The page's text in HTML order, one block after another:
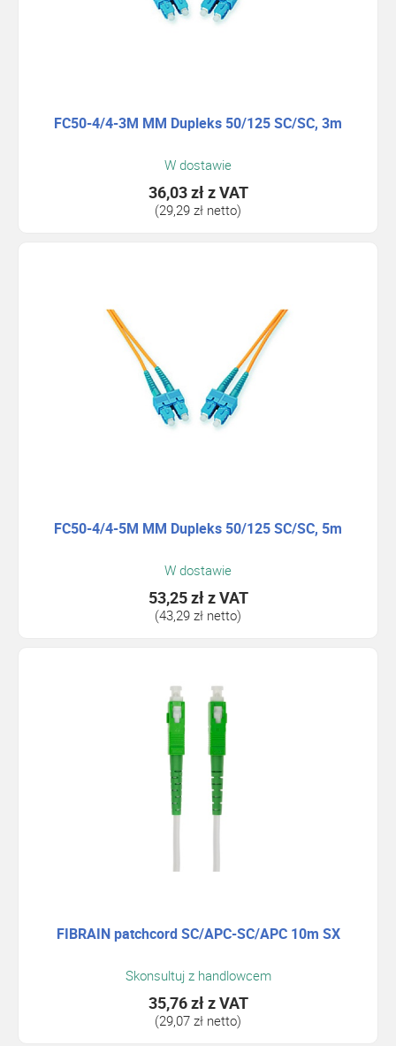
FC50-4/4-3M MM Dupleks 50/125 SC/SC, 3m
W dostawie
36,03 złz VAT
(29,29 zł netto)
FC50-4/4-5M MM Dupleks 50/125 SC/SC, 5m
W dostawie
53,25 złz VAT
(43,29 zł netto)
FIBRAIN patchcord SC/APC-SC/APC 10m SX
Skonsultuj z handlowcem
35,76 złz VAT
(29,07 zł netto)